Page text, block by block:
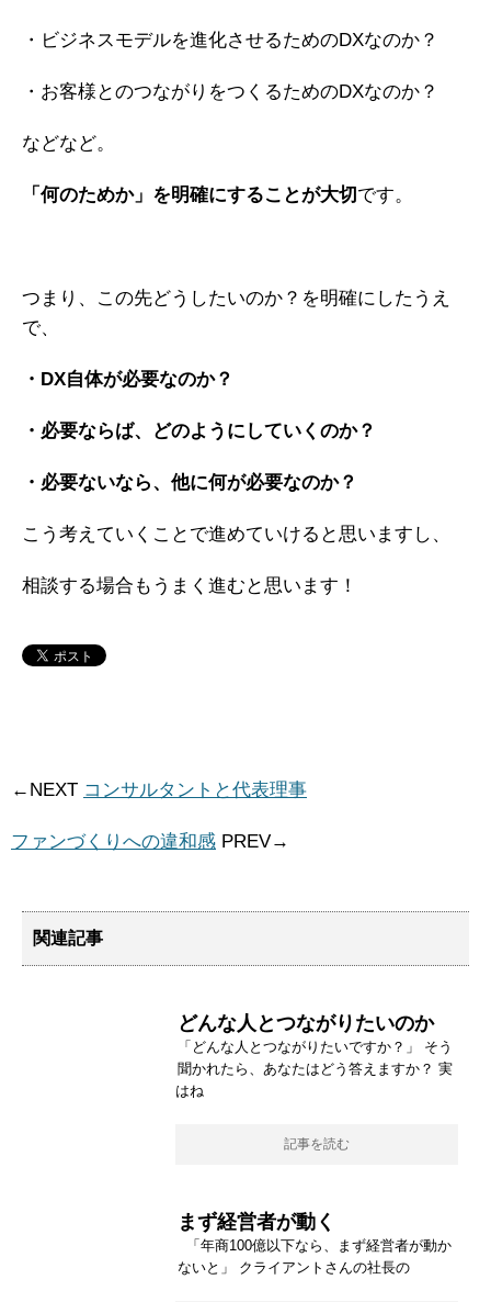
・ビジネスモデルを進化させるためのDXなのか？
・お客様とのつながりをつくるためのDXなのか？
などなど。
「何のためか」を明確にすることが大切 です。
つまり、この先どうしたいのか？を明確にしたうえ
で、
・DX自体が必要なのか？
・必要ならば、どのようにしていくのか？
・必要ないなら、他に何が必要なのか？
こう考えていくことで進めていけると思いますし、
相談する場合もうまく進むと思います！
←NEXT コンサルタントと代表理事
ファンづくりへの違和感 PREV→
関連記事
どんな人とつながりたいのか
「どんな人とつながりたいですか？」 そう
聞かれたら、あなたはどう答えますか？ 実
はね
記事を読む
まず経営者が動く
「年商100億以下なら、まず経営者が動か
ないと」 クライアントさんの社長の